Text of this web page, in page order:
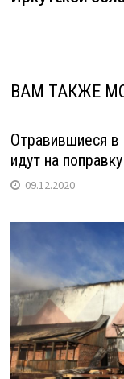
ВАМ ТАКЖЕ
Отравившиеся в
идут на поправку
09.12.2020